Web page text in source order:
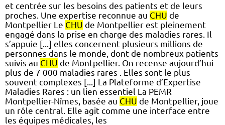
et centrée sur les besoins des patients et de leurs
proches. Une expertise reconnue au CHU de
Montpellier Le CHU de Montpellier est pleinement
engagé dans la prise en charge des maladies rares. Il
s’appuie [...] elles concernent plusieurs millions de
personnes dans le monde, dont de nombreux patients
suivis au CHU de Montpellier. On recense aujourd’hui
plus de 7 000 maladies rares . Elles sont le plus
souvent complexes [...] La Plateforme d’Expertise
Maladies Rares : un lien essentiel La PEMR
Montpellier-Nîmes, basée au CHU de Montpellier, joue
un rôle central. Elle agit comme une interface entre
les équipes médicales, les